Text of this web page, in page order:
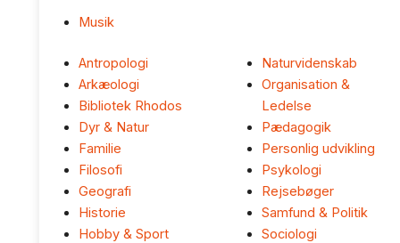
Musik
Antropologi
Arkæologi
Bibliotek Rhodos
Dyr & Natur
Familie
Filosofi
Geografi
Historie
Hobby & Sport
Naturvidenskab
Organisation &
Ledelse
Pædagogik
Personlig udvikling
Psykologi
Rejsebøger
Samfund & Politik
Sociologi